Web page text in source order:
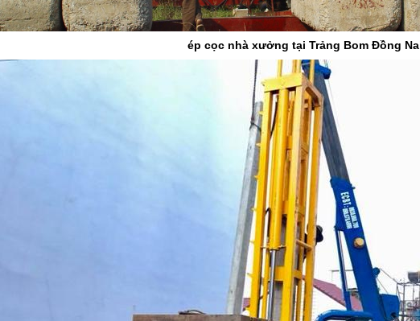
ép cọc nhà xưởng tại Trảng Bom Đồng